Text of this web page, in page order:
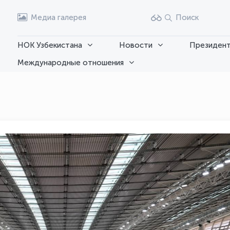
Медиа галерея Поиск
НОК Узбекистана Новости
Международные отношения